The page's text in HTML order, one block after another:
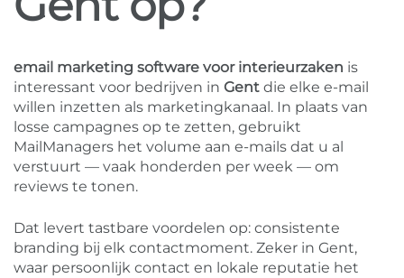
email marketing software voor interieurzaken is
interessant voor bedrijven in Gent die elke e-mail
willen inzetten als marketingkanaal. In plaats van
losse campagnes op te zetten, gebruikt
MailManagers het volume aan e-mails dat u al
verstuurt — vaak honderden per week — om
reviews te tonen.
Dat levert tastbare voordelen op: consistente
branding bij elk contactmoment. Zeker in Gent,
waar persoonlijk contact en lokale reputatie het